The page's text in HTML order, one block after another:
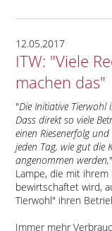
12.05.2017
ITW: "Viele
machen das"
Die Initiative Tierwohl
Dass direkt so viele
einen Riesenerfolg
jeden Tag, wie gut die
angenommen werden,
Lampe, die mit
bewirtschaftet wird,
Tierwohl ihren
Immer mehr